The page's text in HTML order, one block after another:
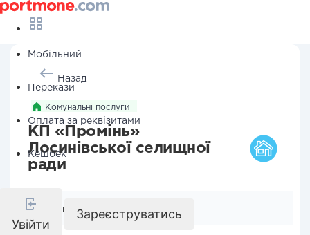
Мобільний
Перекази
Оплата за реквізитами
Кешбек
Увійти
Зареєструватись
Назад
Комунальні послуги
КП «Промінь»
Лосинівської селищної
ради
Реквізити компанії